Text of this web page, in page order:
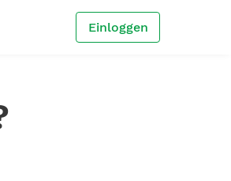
Einloggen